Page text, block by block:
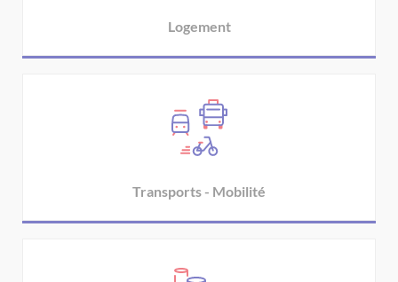
Logement
Transports - Mobilité